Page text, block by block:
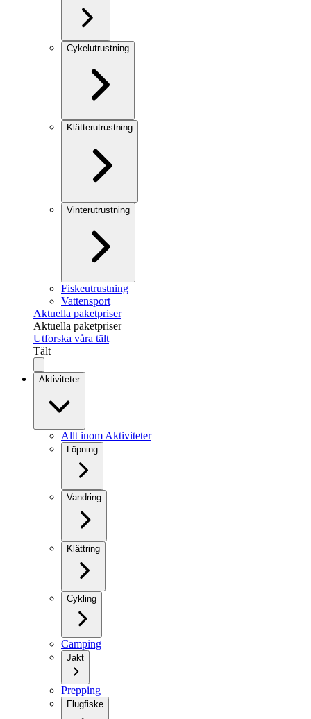
Cykelutrustning
Klätterutrustning
Vinterutrustning
Fiskeutrustning
Vattensport
Aktuella paketpriser
Aktuella paketpriser
Utforska våra tält
Tält
Aktiviteter
Allt inom Aktiviteter
Löpning
Vandring
Klättring
Cykling
Camping
Jakt
Prepping
Flugfiske